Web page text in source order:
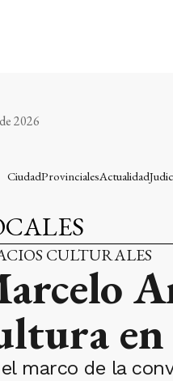
2026
CiudadProvincialesActualidad
CULTURALES
marco de la